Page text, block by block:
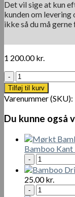
Det vil sige at kun
kunden om
ikke så du må
1 200.00kr.
Bambus
Hegn
Rulle
180
100
cm
antal
Tilføj til kurv
Varenummer (SKU):
Du kunne også
Bamboo Kant
Mørkt
Bamboo
Kant
Rulle
25.00kr.
Bamboo